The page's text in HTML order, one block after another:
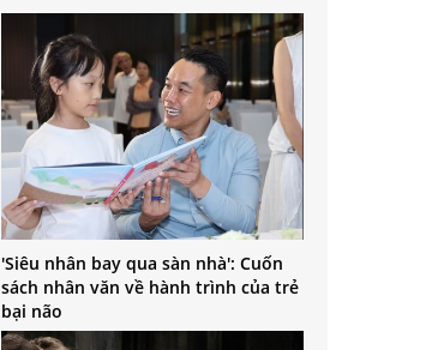
'Siêu nhân bay qua sàn nhà': Cuốn
sách nhân văn về hành trình của trẻ
bại não